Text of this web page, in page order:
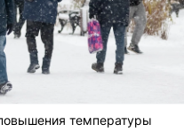
температуры